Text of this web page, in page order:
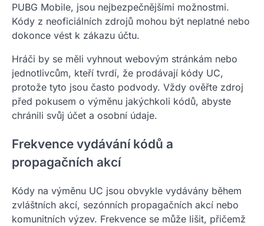
PUBG Mobile, jsou nejbezpečnějšími možnostmi.
Kódy z neoficiálních zdrojů mohou být neplatné nebo
dokonce vést k zákazu účtu.
Hráči by se měli vyhnout webovým stránkám nebo
jednotlivcům, kteří tvrdí, že prodávají kódy UC,
protože tyto jsou často podvody. Vždy ověřte zdroj
před pokusem o výměnu jakýchkoli kódů, abyste
chránili svůj účet a osobní údaje.
Frekvence vydávání kódů a
propagačních akcí
Kódy na výměnu UC jsou obvykle vydávány během
zvláštních akcí, sezónních propagačních akcí nebo
komunitních výzev. Frekvence se může lišit, přičemž